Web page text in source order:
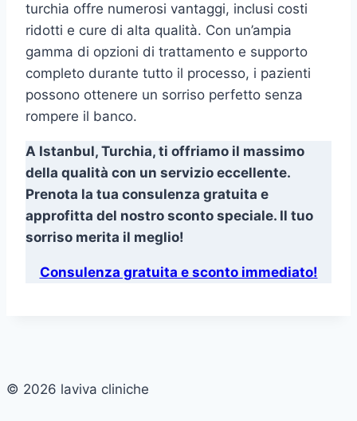
turchia offre numerosi vantaggi, inclusi costi
ridotti e cure di alta qualità. Con un’ampia
gamma di opzioni di trattamento e supporto
completo durante tutto il processo, i pazienti
possono ottenere un sorriso perfetto senza
rompere il banco.
A Istanbul, Turchia, ti offriamo il massimo
della qualità con un servizio eccellente.
Prenota la tua consulenza gratuita e
approfitta del nostro sconto speciale. Il tuo
sorriso merita il meglio!
Consulenza gratuita e sconto immediato!
© 2026 laviva cliniche